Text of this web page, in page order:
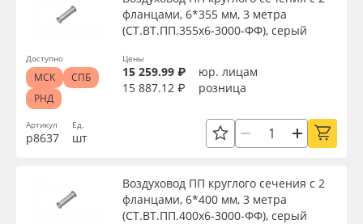
Артикул
р8637
фланцами, 6*355 мм, 3 метра
(СТ.ВТ.ПП.355х6-3000-ФФ), серый
Ед.
шт
Цены
15 259.99 ₽
юр. лицам
15 887.12 ₽
розница
Доступно
МСК
СПБ
РНД
Воздуховод ПП круглого сечения с 2
фланцами, 6*400 мм, 3 метра
(СТ.ВТ.ПП.400х6-3000-ФФ), серый